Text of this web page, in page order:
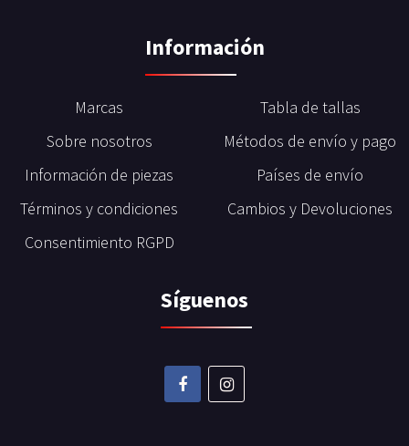
Información
Marcas
Sobre nosotros
Información de piezas
Términos y condiciones
Consentimiento RGPD
Tabla de tallas
Métodos de envío y pago
Países de envío
Cambios y Devoluciones
Síguenos